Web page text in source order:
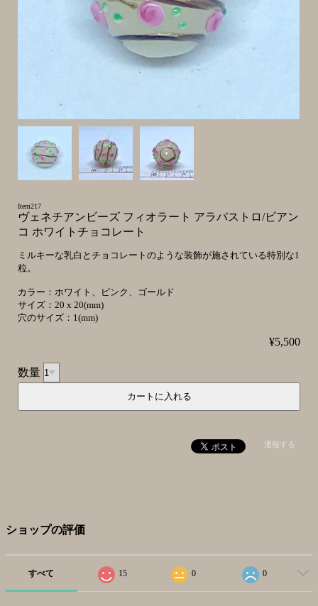
Item217
ヴェネチアンビーズ フィオラート アラバストロ/ビアン
コ ホワイトチョコレート
ミルキーな乳白とチョコレートのような装飾が施されている特別な1
粒。
カラー：ホワイト、ピンク、ゴールド
サイズ：20 x 20(mm)
穴のサイズ：1(mm)
¥5,500
数量
通報する
ショップの評価
すべて 15 0 0